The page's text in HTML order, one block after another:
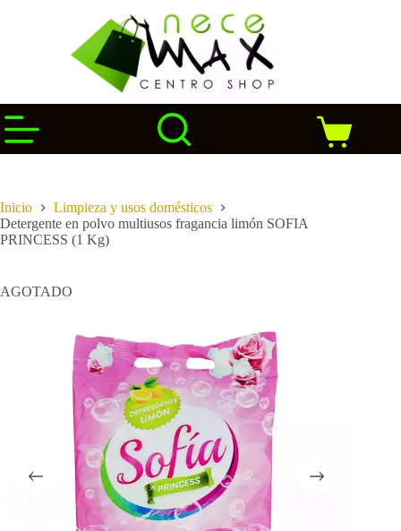
Carro
de
Inicio
Limpieza y usos domésticos
Detergente en polvo multiusos fragancia limón SOFIA
PRINCESS (1 Kg)
AGOTADO